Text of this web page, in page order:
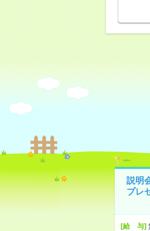
説明
プレ
[給 与]